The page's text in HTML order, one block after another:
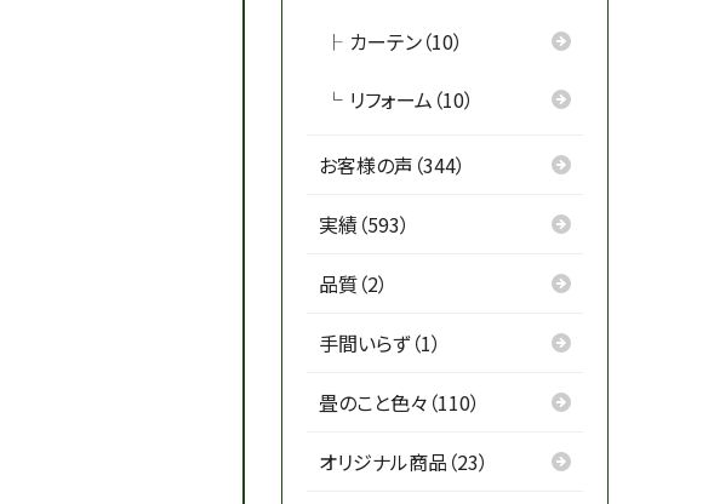
カーテン（10）
リフォーム（10）
お客様の声（344）
実績（593）
品質（2）
手間いらず（1）
畳のこと色々（110）
オリジナル商品（23）